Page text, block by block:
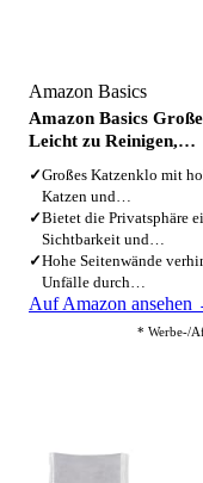
Amazon Basics
Amazon Basics
Leicht zu Reinigen,…
✓Großes Katzenklo mit
Katzen und…
✓Bietet die Privatsphäre
Sichtbarkeit und…
✓Hohe Seitenwände
Unfälle durch…
Auf Amazon ansehen
* Werbe-/